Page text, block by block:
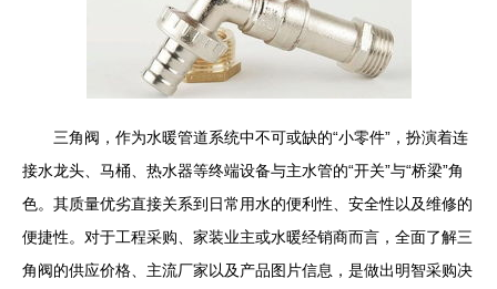
三角阀，作为水暖管道系统中不可或缺的“小零件”，扮演着连
接水龙头、马桶、热水器等终端设备与主水管的“开关”与“桥梁”角
色。其质量优劣直接关系到日常用水的便利性、安全性以及维修的
便捷性。对于工程采购、家装业主或水暖经销商而言，全面了解三
角阀的供应价格、主流厂家以及产品图片信息，是做出明智采购决